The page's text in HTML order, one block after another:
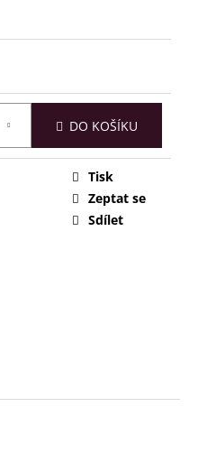
DO KOŠÍKU
Tisk
Zeptat se
Sdílet